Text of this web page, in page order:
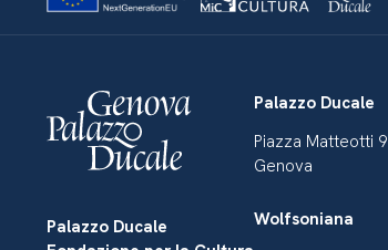
Palazzo Ducale
Palazzo Ducale
Piazza Matteotti 9
Genova
Wolfsoniana